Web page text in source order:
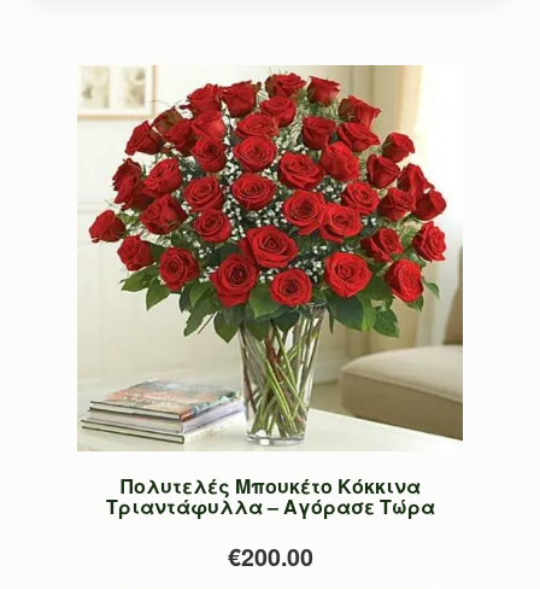
Πολυτελές Μπουκέτο Κόκκινα
Τριαντάφυλλα – Αγόρασε Τώρα
€200.00